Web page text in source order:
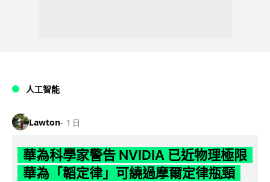
人工智能
Lawton 1 日
華為科學家警告 NVIDIA 已近物理極限
華為「韜定律」可繞過摩爾定律瓶頸